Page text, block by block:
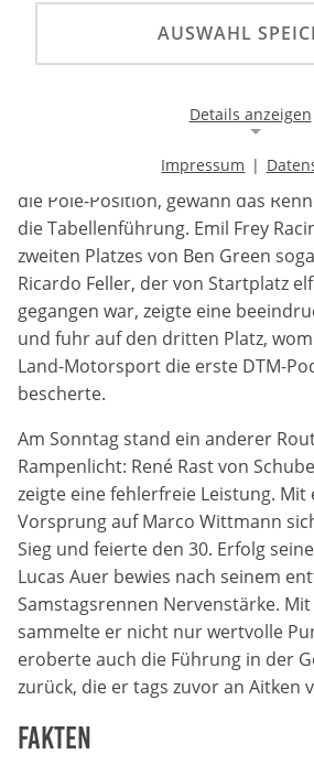
Gesamtführung zurückerobert.
Tribünen lieferten die beiden
dominierte Jack Aitken das
die Pole-Position, gewann das
die Tabellenführung. Emil Frey
zweiten Platzes von Ben Green
Ricardo Feller, der von Startplatz
gegangen war, zeigte eine
und fuhr auf den dritten Platz,
Land-Motorsport die erste DTM-
bescherte.
Am Sonntag stand ein anderer
Rampenlicht: René Rast von
zeigte eine fehlerfreie Leistung.
Vorsprung auf Marco Wittmann
Sieg und feierte den 30. Erfolg
Lucas Auer bewies nach seinem
Samstagsrennen Nervenstärke.
sammelte er nicht nur wertvolle
eroberte auch die Führung in der
zurück, die er tags zuvor an Aitken
Fakten
AUSWAHL
Details anzeigen
Notwendige Cookies ermöglichen
einer Website. Sie helfen dabei,
machen, indem sie grundlegende
ermöglichen. Ohne diese Cookies
richtig funktionieren.
Background Image
Name:
Anbieter:
DMSB
Zweck:
Dieser Cookie speichert
verwendeten Hintergrundbildern
24 Stunden
Cookie Consent
Impressum |